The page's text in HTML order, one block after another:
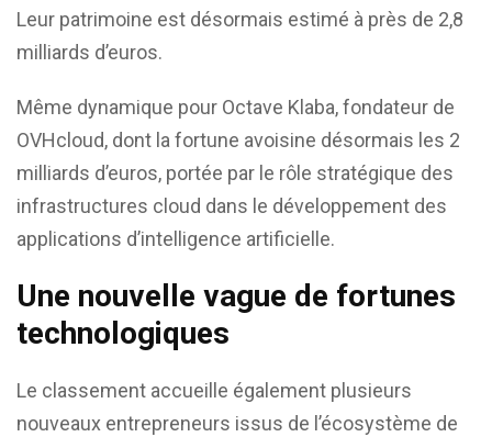
Leur patrimoine est désormais estimé à près de 2,8
milliards d’euros.
Même dynamique pour Octave Klaba, fondateur de
OVHcloud, dont la fortune avoisine désormais les 2
milliards d’euros, portée par le rôle stratégique des
infrastructures cloud dans le développement des
applications d’intelligence artificielle.
Une nouvelle vague de fortunes
technologiques
Le classement accueille également plusieurs
nouveaux entrepreneurs issus de l’écosystème de